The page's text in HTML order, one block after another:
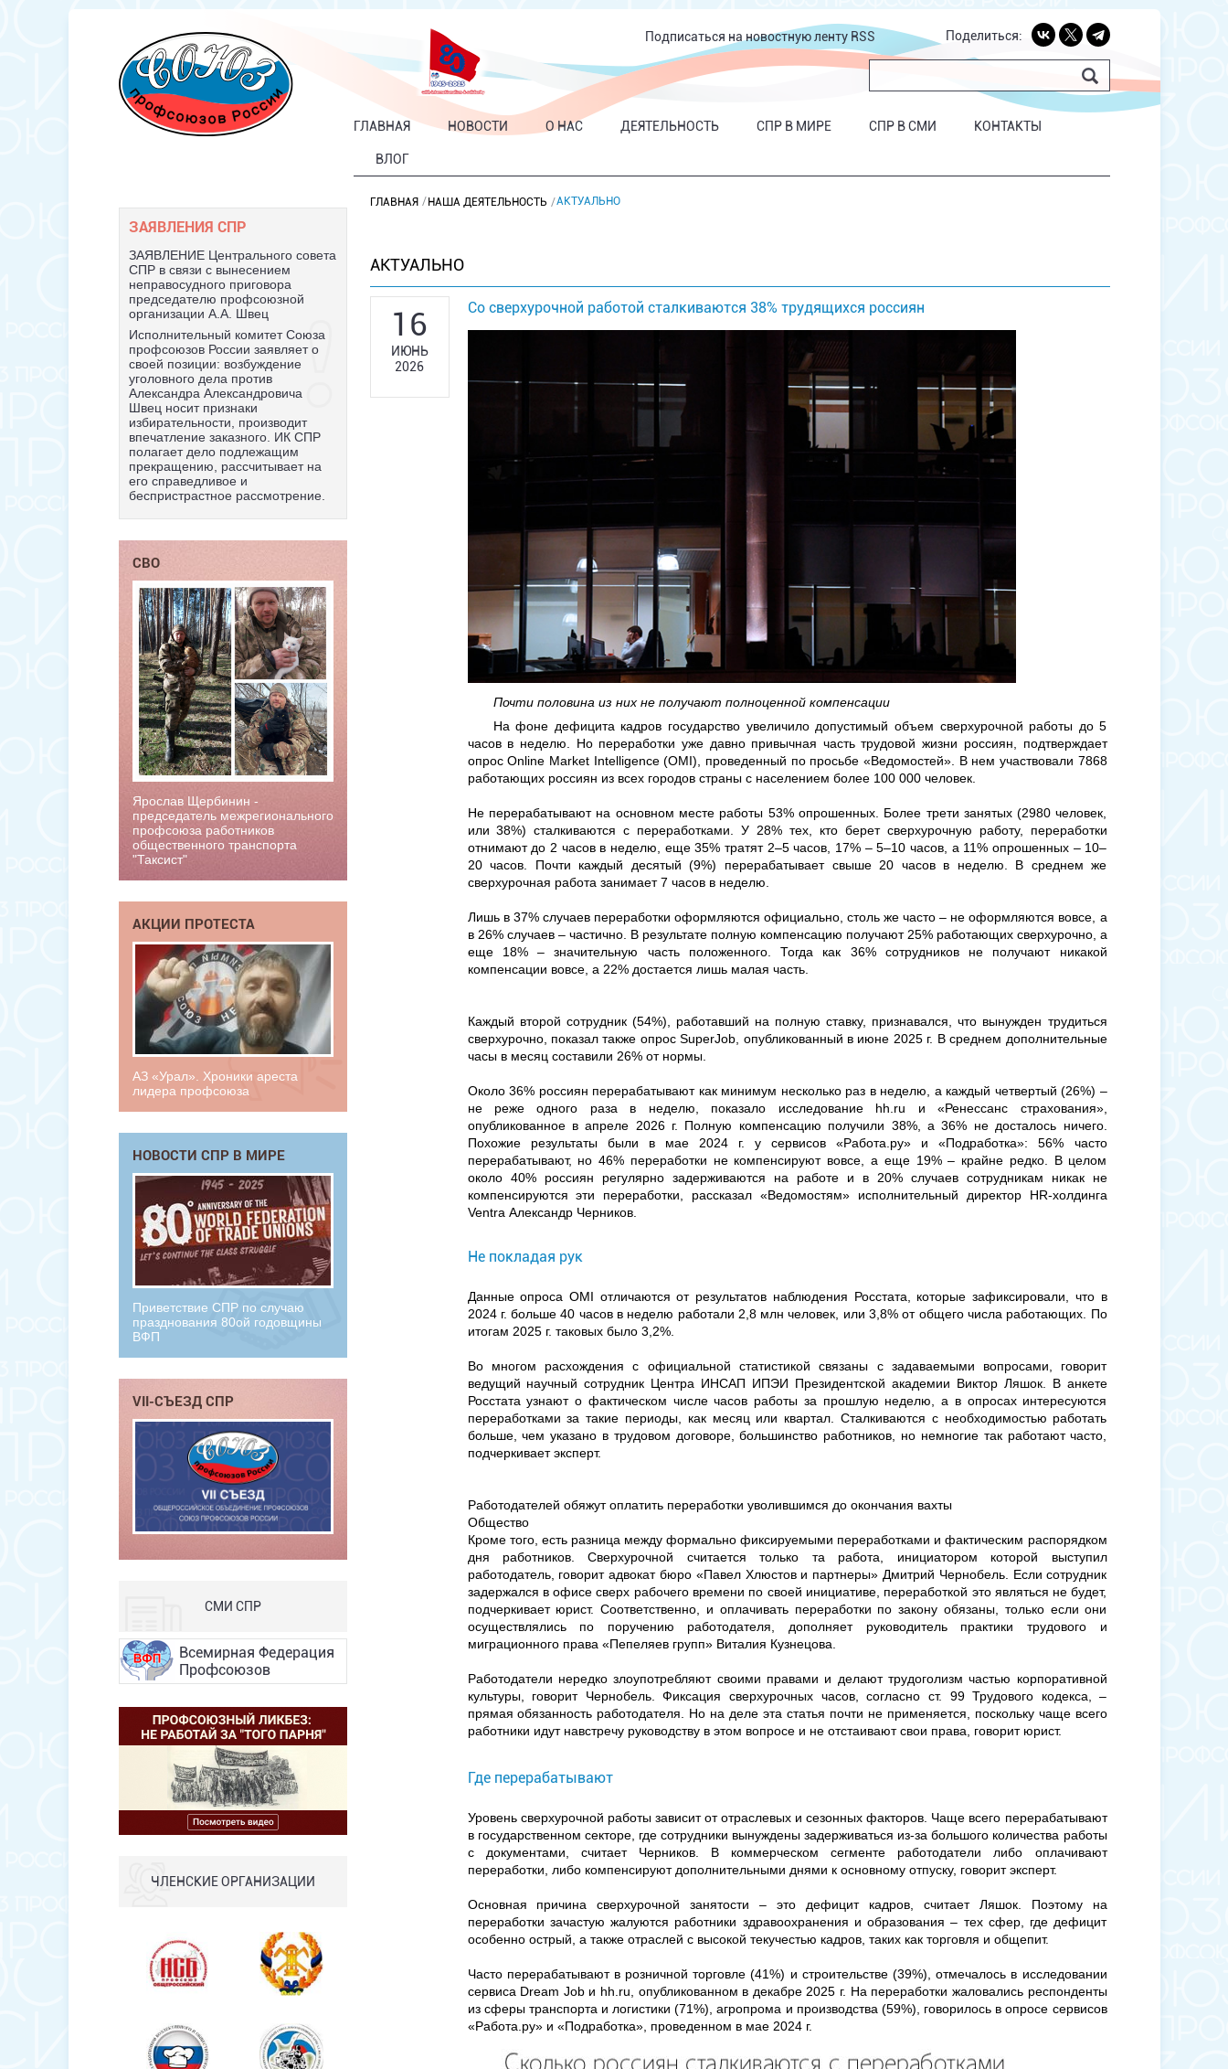
Подписаться на новостную ленту RSS Поделиться:
ГЛАВНАЯ НОВОСТИ О НАС ДЕЯТЕЛЬНОСТЬ СПР В МИРЕ СПР В СМИ КОНТАКТЫ
ВЛОГ
ЗАЯВЛЕНИЯ СПР
ЗАЯВЛЕНИЕ Центрального совета
СПР в связи с вынесением
неправосудного приговора
председателю профсоюзной
организации А.А. Швец
Исполнительный комитет Союза
профсоюзов России заявляет о
своей позиции: возбуждение
уголовного дела против
Александра Александровича
Швец носит признаки
избирательности, производит
впечатление заказного. ИК СПР
полагает дело подлежащим
прекращению, рассчитывает на
его справедливое и
беспристрастное рассмотрение.
СВО
Ярослав Щербинин -
председатель межрегионального
профсоюза работников
общественного транспорта
"Таксист"
АКЦИИ ПРОТЕСТА
АЗ «Урал». Хроники ареста
лидера профсоюза
НОВОСТИ СПР В МИРЕ
Приветствие СПР по случаю
празднования 80ой годовщины
ВФП
VII-СЪЕЗД СПР
СМИ СПР
Всемирная Федерация
Профсоюзов
ЧЛЕНСКИЕ ОРГАНИЗАЦИИ
ГЛАВНАЯ НАША ДЕЯТЕЛЬНОСТЬ АКТУАЛЬНО
АКТУАЛЬНО
16
ИЮНЬ
2026
Со сверхурочной работой сталкиваются 38% трудящихся россиян
Почти половина из них не получают полноценной компенсации
На фоне дефицита кадров государство увеличило допустимый объем сверхурочной работы до 5
часов в неделю. Но переработки уже давно привычная часть трудовой жизни россиян, подтверждает
опрос Online Market Intelligence (OMI), проведенный по просьбе «Ведомостей». В нем участвовали 7868
работающих россиян из всех городов страны с населением более 100 000 человек.
Не перерабатывают на основном месте работы 53% опрошенных. Более трети занятых (2980 человек,
или 38%) сталкиваются с переработками. У 28% тех, кто берет сверхурочную работу, переработки
отнимают до 2 часов в неделю, еще 35% тратят 2–5 часов, 17% – 5–10 часов, а 11% опрошенных – 10–
20 часов. Почти каждый десятый (9%) перерабатывает свыше 20 часов в неделю. В среднем же
сверхурочная работа занимает 7 часов в неделю.
Лишь в 37% случаев переработки оформляются официально, столь же часто – не оформляются вовсе, а
в 26% случаев – частично. В результате полную компенсацию получают 25% работающих сверхурочно, а
еще 18% – значительную часть положенного. Тогда как 36% сотрудников не получают никакой
компенсации вовсе, а 22% достается лишь малая часть.
Каждый второй сотрудник (54%), работавший на полную ставку, признавался, что вынужден трудиться
сверхурочно, показал также опрос SuperJob, опубликованный в июне 2025 г. В среднем дополнительные
часы в месяц составили 26% от нормы.
Около 36% россиян перерабатывают как минимум несколько раз в неделю, а каждый четвертый (26%) –
не реже одного раза в неделю, показало исследование hh.ru и «Ренессанс страхования»,
опубликованное в апреле 2026 г. Полную компенсацию получили 38%, а 36% не досталось ничего.
Похожие результаты были в мае 2024 г. у сервисов «Работа.ру» и «Подработка»: 56% часто
перерабатывают, но 46% переработки не компенсируют вовсе, а еще 19% – крайне редко. В целом
около 40% россиян регулярно задерживаются на работе и в 20% случаев сотрудникам никак не
компенсируются эти переработки, рассказал «Ведомостям» исполнительный директор HR-холдинга
Ventra Александр Черников.
Не покладая рук
Данные опроса OMI отличаются от результатов наблюдения Росстата, которые зафиксировали, что в
2024 г. больше 40 часов в неделю работали 2,8 млн человек, или 3,8% от общего числа работающих. По
итогам 2025 г. таковых было 3,2%.
Во многом расхождения с официальной статистикой связаны с задаваемыми вопросами, говорит
ведущий научный сотрудник Центра ИНСАП ИПЭИ Президентской академии Виктор Ляшок. В анкете
Росстата узнают о фактическом числе часов работы за прошлую неделю, а в опросах интересуются
переработками за такие периоды, как месяц или квартал. Сталкиваются с необходимостью работать
больше, чем указано в трудовом договоре, большинство работников, но немногие так работают часто,
подчеркивает эксперт.
Работодателей обяжут оплатить переработки уволившимся до окончания вахты
Общество
Кроме того, есть разница между формально фиксируемыми переработками и фактическим распорядком
дня работников. Сверхурочной считается только та работа, инициатором которой выступил
работодатель, говорит адвокат бюро «Павел Хлюстов и партнеры» Дмитрий Чернобель. Если сотрудник
задержался в офисе сверх рабочего времени по своей инициативе, переработкой это являться не будет,
подчеркивает юрист. Соответственно, и оплачивать переработки по закону обязаны, только если они
осуществлялись по поручению работодателя, дополняет руководитель практики трудового и
миграционного права «Пепеляев групп» Виталия Кузнецова.
Работодатели нередко злоупотребляют своими правами и делают трудоголизм частью корпоративной
культуры, говорит Чернобель. Фиксация сверхурочных часов, согласно ст. 99 Трудового кодекса, –
прямая обязанность работодателя. Но на деле эта статья почти не применяется, поскольку чаще всего
работники идут навстречу руководству в этом вопросе и не отстаивают свои права, говорит юрист.
Где перерабатывают
Уровень сверхурочной работы зависит от отраслевых и сезонных факторов. Чаще всего перерабатывают
в государственном секторе, где сотрудники вынуждены задерживаться из-за большого количества работы
с документами, считает Черников. В коммерческом сегменте работодатели либо оплачивают
переработки, либо компенсируют дополнительными днями к основному отпуску, говорит эксперт.
Основная причина сверхурочной занятости – это дефицит кадров, считает Ляшок. Поэтому на
переработки зачастую жалуются работники здравоохранения и образования – тех сфер, где дефицит
особенно острый, а также отраслей с высокой текучестью кадров, таких как торговля и общепит.
Часто перерабатывают в розничной торговле (41%) и строительстве (39%), отмечалось в исследовании
сервиса Dream Job и hh.ru, опубликованном в декабре 2025 г. На переработки жаловались респонденты
из сферы транспорта и логистики (71%), агропрома и производства (59%), говорилось в опросе сервисов
«Работа.ру» и «Подработка», проведенном в мае 2024 г.